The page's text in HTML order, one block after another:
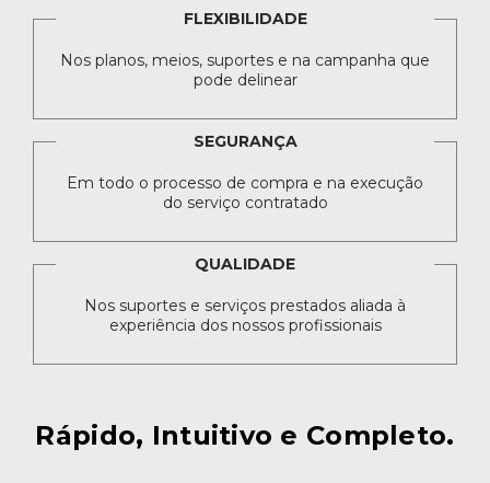
FLEXIBILIDADE
Nos planos, meios, suportes e na campanha que
pode delinear
SEGURANÇA
Em todo o processo de compra e na execução
do serviço contratado
QUALIDADE
Nos suportes e serviços prestados aliada à
experiência dos nossos profissionais
Rápido, Intuitivo e Completo.